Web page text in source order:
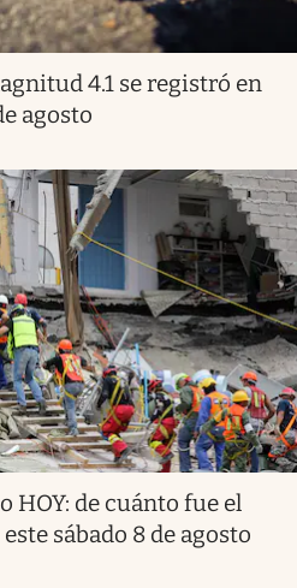
4.1 se registró en
agosto
HOY: de cuánto fue el
sábado 8 de agosto